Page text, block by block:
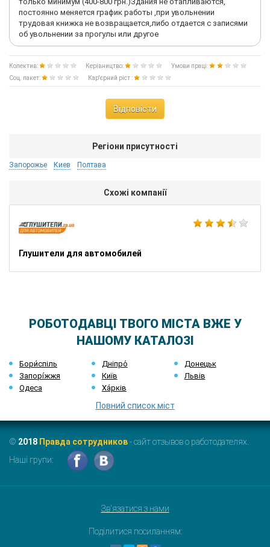
постоянно меняется график работы ,при увольнении
трудовая книжка не возвращается,либо отдается с записями
об увольнении за прогулы или другое
Колектив: Керівництво:
Умови праці:
Соц. пакет:
Кар'єрний ріст :
Відповісти
Регіони присутності
Запорожье Киев Полтава
Схожі компанії
Глушители для автомобилей
РОБОТОДАВЦІ ТВОГО МІСТА ВЖЕ У
НАШОМУ КАТАЛОЗІ
Бори́спіль Дніпро́
Донецьк
Запорі́жжя
Київ
Львів
Одеса
Ха́рків
Повний список міст
© 2018 Правда сотрудников- сайт отзывов о работодателях.
Наші групи:
Зв'язатися з нами
Поділитися посиланням: